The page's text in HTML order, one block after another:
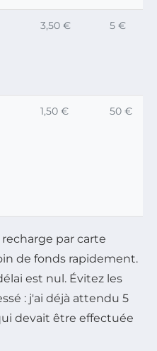
3,50 € 5 €
1,50 € 50 €
par carte
de fonds rapidement.
est nul. Évitez les
: j'ai déjà attendu 5
devait être effectuée